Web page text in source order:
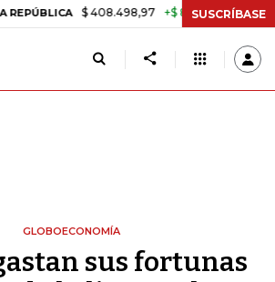
$ 408.498,97 +$ 8.753,81 +2,19% TASA
SUSCRÍBASE
GLOBOECONOMÍA
sus fortunas